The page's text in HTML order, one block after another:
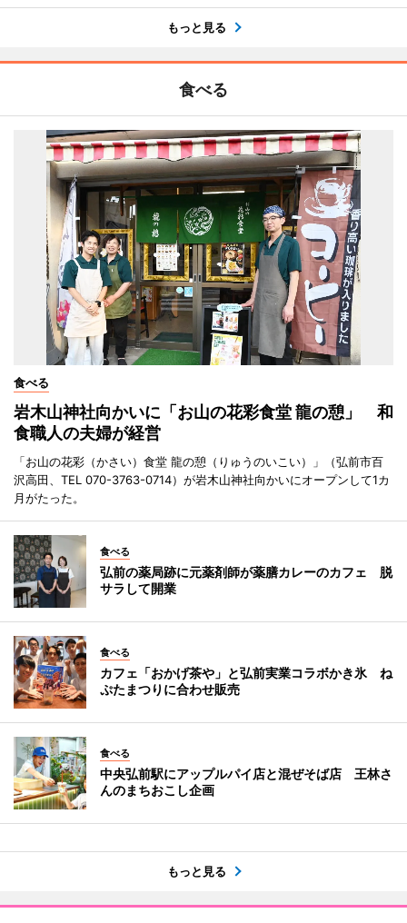
もっと見る
食べる
食べる
岩木山神社向かいに「お山の花彩食堂 龍の憩」 和
食職人の夫婦が経営
「お山の花彩（かさい）食堂 龍の憩（りゅうのいこい）」（弘前市百
沢高田、TEL 070-3763-0714）が岩木山神社向かいにオープンして1カ
月がたった。
食べる
弘前の薬局跡に元薬剤師が薬膳カレーのカフェ 脱
サラして開業
食べる
カフェ「おかげ茶や」と弘前実業コラボかき氷 ね
ぷたまつりに合わせ販売
食べる
中央弘前駅にアップルパイ店と混ぜそば店 王林さ
んのまちおこし企画
もっと見る